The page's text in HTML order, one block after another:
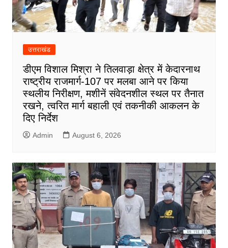
उत्तराखंड
डीएम विशाल मिश्रा ने तिलवाड़ा क्षेत्र में केदारनाथ
राष्ट्रीय राजमार्ग-107 पर मलबा आने पर किया
स्थलीय निरीक्षण, मशीनें संवेदनशील स्थल पर तैनात
रखने, त्वरित मार्ग बहाली एवं तकनीकी आकलन के
दिए निर्देश
Admin August 6, 2026